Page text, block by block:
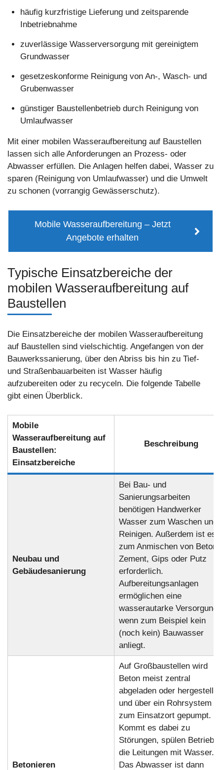
häufig kurzfristige Lieferung und zeitsparende
Inbetriebnahme
zuverlässige Wasserversorgung mit gereinigtem
Grundwasser
gesetzeskonforme Reinigung von An-, Wasch- und
Grubenwasser
günstiger Baustellenbetrieb durch Reinigung von
Umlaufwasser
Mit einer mobilen Wasseraufbereitung auf Baustellen
lassen sich alle Anforderungen an Prozess- oder
Abwasser erfüllen. Die Anlagen helfen dabei, Wasser zu
sparen (Reinigung von Umlaufwasser) und die Umwelt
zu schonen (vorrangig Gewässerschutz).
Mobile Wasseraufbereitung – Jetzt
Angebote erhalten
Typische Einsatzbereiche der
mobilen Wasseraufbereitung auf
Baustellen
Die Einsatzbereiche der mobilen Wasseraufbereitung
auf Baustellen sind vielschichtig. Angefangen von der
Bauwerkssanierung, über den Abriss bis hin zu Tief-
und Straßenbauarbeiten ist Wasser häufig
aufzubereiten oder zu recyceln. Die folgende Tabelle
gibt einen Überblick.
Mobile
Wasseraufbereitung auf
Baustellen:
Einsatzbereiche
Beschreibung
Neubau und
Gebäudesanierung
Bei Bau- und
Sanierungsarbeiten
benötigen Handwerker
Wasser zum Waschen und
Reinigen. Außerdem ist es
zum Anmischen von Beton,
Zement, Gips oder Putz
erforderlich.
Aufbereitungsanlagen
ermöglichen eine
wasserautarke Versorgung,
wenn zum Beispiel kein
(noch kein) Bauwasser
anliegt.
Betonieren
Auf Großbaustellen wird
Beton meist zentral
abgeladen oder hergestellt
und über ein Rohrsystem
zum Einsatzort gepumpt.
Kommt es dabei zu
Störungen, spülen Betriebe
die Leitungen mit Wasser.
Das Abwasser ist dann